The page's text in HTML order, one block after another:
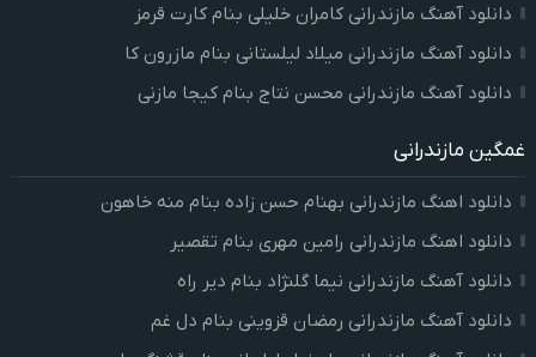
دانلود آهنگ مازندرانی کامران خلیلی بنام کارت قرمز
دانلود آهنگ مازندرانی میلاد لیلستانی بنام مازرون کا
دانلود آهنگ مازندرانی محسن نتاج بنام کیجا مازنی
غمگین مازندرانی
دانلود اهنگ مازندرانی بهنام حسن زاده بنام منه خاهون
دانلود اهنگ مازندرانی رامین مهری بنام تقصیر
دانلود آهنگ مازندرانی نیما گلنژاد بنام دیر راه
دانلود آهنگ مازندرانی رمضان قزوینی بنام دل غم